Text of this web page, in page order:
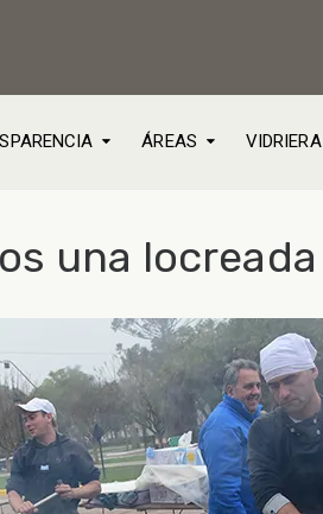
ÁREAS
una